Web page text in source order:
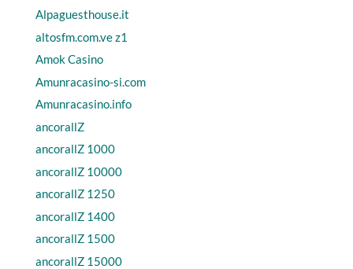
Alpaguesthouse.it
altosfm.com.ve z1
Amok Casino
Amunracasino-si.com
Amunracasino.info
ancorallZ
ancorallZ 1000
ancorallZ 10000
ancorallZ 1250
ancorallZ 1400
ancorallZ 1500
ancorallZ 15000